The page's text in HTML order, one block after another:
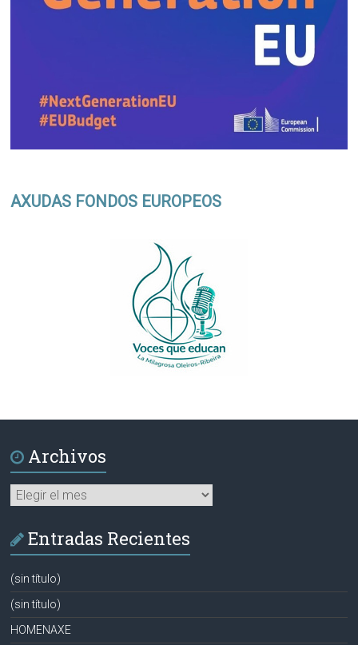
AXUDAS FONDOS EUROPEOS
Archivos
Archivos
Entradas Recientes
(sin título)
(sin título)
HOMENAXE